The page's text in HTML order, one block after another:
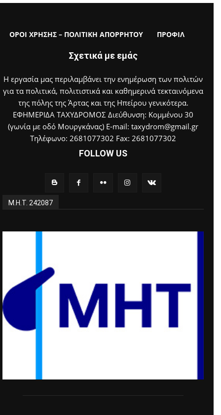
ΟΡΟΙ ΧΡΗΣΗΣ – ΠΟΛΙΤΙΚΗ ΑΠΟΡΡΗΤΟΥ ΠΡΟΦΙΛ
Σχετικά με εμάς
Η εργασία μας περιλαμβάνει την ενημέρωση των πολιτών
για τα πολιτικά, πολιτιστικά και καθημερινά τεκταινόμενα
της πόλης της Άρτας και της Ηπείρου γενικότερα.
ΕΦΗΜΕΡΙΔΑ ΤΑΧΥΔΡΟΜΟΣ Διεύθυνση: Κομμένου 30
(γωνία με οδό Μουργκάνας) E-mail: taxydrom@gmail.gr
Τηλέφωνο: 2681077302 Fax: 2681077302
FOLLOW US
Μ.Η.Τ. 242087